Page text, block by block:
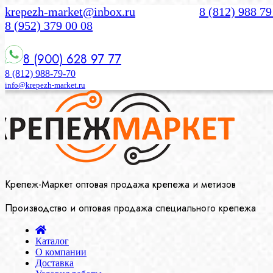
krepezh-market@inbox.ru
8 (812) 988
8 (952) 379 00 08
8 (900) 628 97 77
8 (812) 988-79-70
info@krepezh-market.ru
Крепеж-Маркет оптовая продажа крепежа и метизов
Производство и оптовая продажа специального крепежа
Каталог
О компании
Доставка